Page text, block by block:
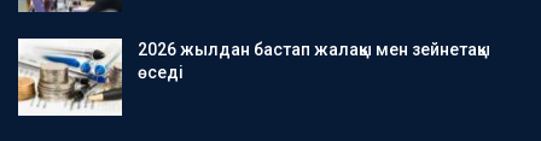
2026 жылдан бастап жалақы мен зейнетақы
өседі